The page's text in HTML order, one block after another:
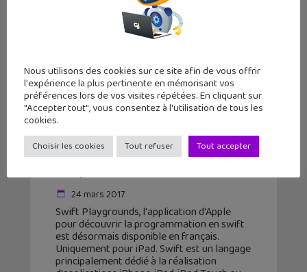
Swift Playgrounds, l’appli pour
découvrir le code, est dispo en
24 mars 2017
Swift Playgrounds, l'application d'Apple
pour découvrir la programmation en swift
est désormais disponible en français.
Uniquement pour iPad. Swift est un langage
principalement dédié à la réalisation
Nous utilisons des cookies sur ce site afin de vous offrir
l'expérience la plus pertinente en mémorisant vos
préférences lors de vos visites répétées. En cliquant sur
"Accepter tout", vous consentez à l'utilisation de tous les
cookies.
Choisir les cookies Tout refuser Tout accepter